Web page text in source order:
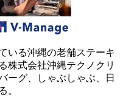
いる沖縄の老舗ステーキ
株式会社沖縄テクノクリ
ーグ、しゃぶしゃぶ、日
。